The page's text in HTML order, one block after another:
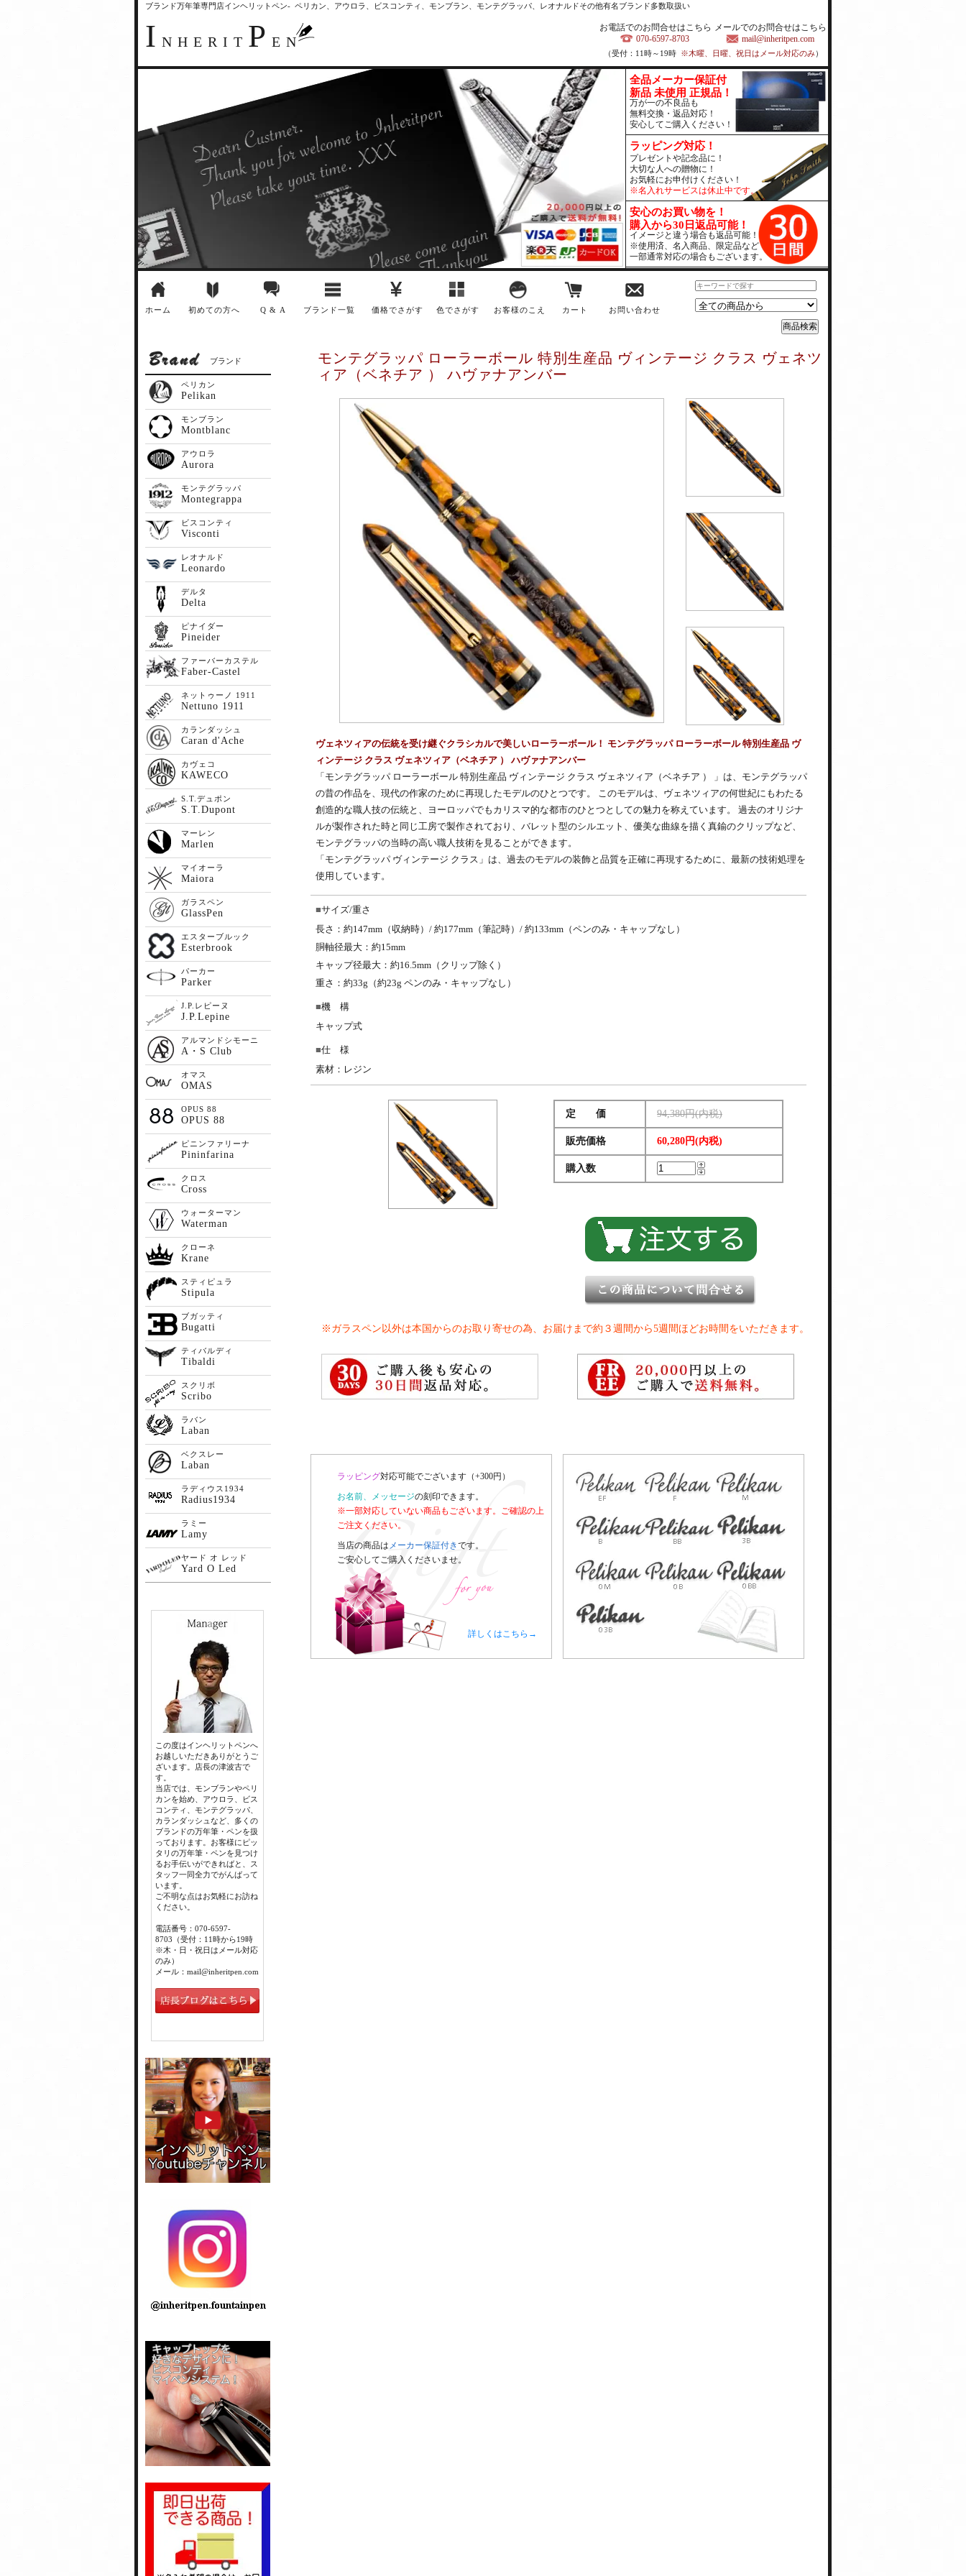
ブランド万年筆専門店インヘリットペン- ペリカン、アウロラ、ビスコンティ、モンブラン、モンテグラッパ、レオナルドその他有名ブランド多数取扱い
I NHERIT P EN
お電話でのお問合せはこちら
070-6597-8703
メールでのお問合せはこちら
mail@inheritpen.com
（受付：11時～19時 ※木曜、日曜、祝日はメール対応のみ）
全品メーカー保証付
新品 未使用 正規品！
万が一の不良品も
無料交換・返品対応！
安心してご購入ください！
ラッピング対応！
プレゼントや記念品に！
大切な人への贈物に！
お気軽にお申付けください！
※名入れサービスは休止中です。
安心のお買い物を！
購入から30日返品可能！
イメージと違う場合も返品可能！
※使用済、名入商品、限定品など
一部通常対応の場合もございます。
ホーム 初めての方へ Q & A ブランド一覧 価格でさがす 色でさがす お客様のこえ カート お問い合わせ
モンテグラッパ ローラーボール 特別生産品 ヴィンテージ クラス ヴェネツ
ィア（ベネチア ） ハヴァナアンバー
ヴェネツィアの伝統を受け継ぐクラシカルで美しいローラーボール！ モンテグラッパ ローラーボール 特別生産品 ヴ
ィンテージ クラス ヴェネツィア（ベネチア ） ハヴァナアンバー
「モンテグラッパ ローラーボール 特別生産品 ヴィンテージ クラス ヴェネツィア（ベネチア ） 」は、モンテグラッパ
の昔の作品を、現代の作家のために再現したモデルのひとつです。 このモデルは、ヴェネツィアの何世紀にもわたる
創造的な職人技の伝統と、ヨーロッパでもカリスマ的な都市のひとつとしての魅力を称えています。 過去のオリジナ
ルが製作された時と同じ工房で製作されており、バレット型のシルエット、優美な曲線を描く真鍮のクリップなど、
モンテグラッパの当時の高い職人技術を見ることができます。
「モンテグラッパ ヴィンテージ クラス」は、過去のモデルの装飾と品質を正確に再現するために、最新の技術処理を
使用しています。
サイズ/重さ
長さ：約147mm（収納時）/ 約177mm（筆記時）/ 約133mm（ペンのみ・キャップなし）
胴軸径最大：約15mm
キャップ径最大：約16.5mm（クリップ除く）
重さ：約33g（約23g ペンのみ・キャップなし）
機 構
キャップ式
仕 様
素材：レジン
定 価 94,380円(内税)
販売価格 60,280円(内税)
購入数
※ガラスペン以外は本国からのお取り寄せの為、お届けまで約３週間から5週間ほどお時間をいただきます。
ラッピング対応可能でございます（+300円）
お名前、メッセージの刻印できます。
※一部対応していない商品もございます。ご確認の上
ご注文ください。
当店の商品は メーカー保証付きです。
ご安心してご購入くださいませ。
詳しくはこちら→
ブランド
ペリカン
Pelikan
モンブラン
Montblanc
アウロラ
Aurora
モンテグラッパ
Montegrappa
ビスコンティ
Visconti
レオナルド
Leonardo
デルタ
Delta
ピナイダー
Pineider
ファーバーカステル
Faber-Castel
ネットゥーノ 1911
Nettuno 1911
カランダッシュ
Caran d'Ache
カヴェコ
KAWECO
S.T.デュポン
S.T.Dupont
マーレン
Marlen
マイオーラ
Maiora
ガラスペン
GlassPen
エスターブルック
Esterbrook
パーカー
Parker
J.P.レピーヌ
J.P.Lepine
アルマンドシモーニ
A・S Club
オマス
OMAS
OPUS 88
OPUS 88
ピニンファリーナ
Pininfarina
クロス
Cross
ウォーターマン
Waterman
クローネ
Krane
スティピュラ
Stipula
ブガッティ
Bugatti
ティバルディ
Tibaldi
スクリボ
Scribo
ラバン
Laban
ベクスレー
Laban
ラディウス1934
Radius1934
ラミー
Lamy
ヤード オ レッド
Yard O Led
この度はインヘリットペンへ
お越しいただきありがとうご
ざいます。店長の津波古で
す。
当店では、モンブランやペリ
カンを始め、アウロラ、ビス
コンティ、モンテグラッパ、
カランダッシュなど、多くの
ブランドの万年筆・ペンを扱
っております。お客様にピッ
タリの万年筆・ペンを見つけ
るお手伝いができればと、ス
タッフ一同全力でがんばって
います。
ご不明な点はお気軽にお訪ね
ください。
電話番号：070-6597-
8703（受付：11時から19時
※木・日・祝日はメール対応
のみ）
メール：mail@inheritpen.com